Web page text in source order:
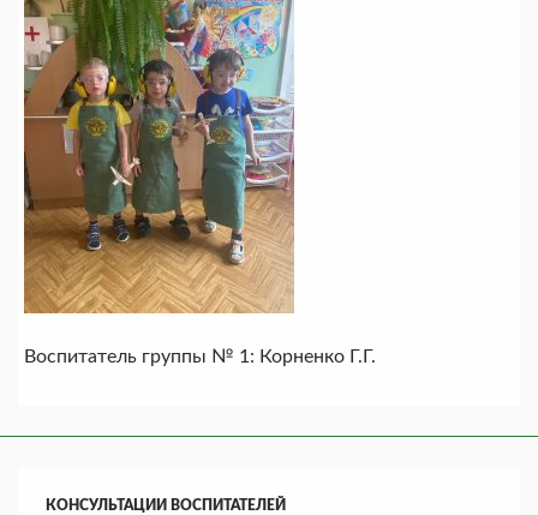
Воспитатель группы № 1: Корненко Г.Г.
КОНСУЛЬТАЦИИ ВОСПИТАТЕЛЕЙ